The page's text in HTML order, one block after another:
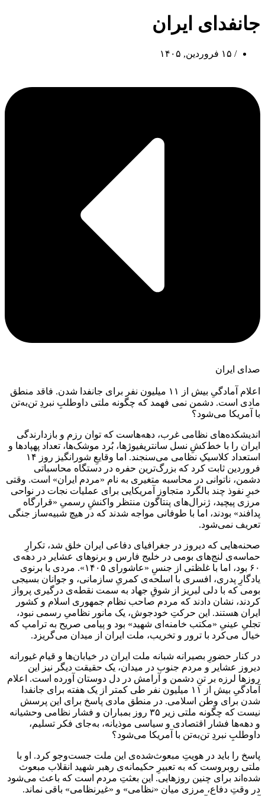
جانفدای ایران
/ ۱۵ فروردین, ۱۴۰۵
صدای ایران
اعلام آمادگیِ بیش از ۱۱ میلیون نفر برای جانفدا شدن. فاقد منطق
مادی است. دشمن نمی فهمد که چگونه ملتی داوطلبِ نبردِ تن‌به‌تن
با آمریکا می‌شود؟
اندیشکده‌های نظامی غرب، دهه‌هاست که توان رزم و بازدارندگی
ایران را با خط‌کشِ نسل سانتریفیوژها، بُرد موشک‌ها، تعداد پهپادها و
استعداد کلاسیکِ نظامی می‌سنجند. اما وقایعِ شورانگیز روز ۱۴
فروردین ثابت کرد که بزرگ‌ترین حفره در دستگاه محاسباتی
دشمن، ناتوانی در محاسبه متغیری به نام «مردم ایران» است. وقتی
خبرِ نفوذ چند بالگرد متجاوز آمریکایی برای عملیات نجات در نواحی
مرزی پیچید، ژنرال‌های پنتاگون منتظر واکنشِ رسمیِ «قرارگاه
پدافند» بودند، اما با طوفانی مواجه شدند که در هیچ شبیه‌ساز جنگی
تعریف نمی‌شود.
صحنه‌هایی که دیروز در جغرافیای دفاعی ایران خلق شد، تکرارِ
حماسه‌ی لنج‌های بومی در خلیج فارس و برنوهای عشایر در دهه‌ی
۶۰ بود، اما با غلظتی از جنسِ «عاشورای ۱۴۰۵». مردی با برنوی
یادگارِ پدری، افسری با اسلحه‌ی کمریِ سازمانی، و جوانان بسیجی
بومی که با دلی لبریز از شوقِ جهاد به سمت نقطه‌ی درگیری پرواز
کردند، نشان دادند که مردم صاحب نظام جمهوری اسلام و کشور
ایران هستند. این حرکتِ خودجوش، یک مانور نظامیِ رسمی نبود،
تجلیِ عینیِ «مکتب خامنه‌ای شهید» بود و پیامی صریح به ترامپ که
خیال می‌کرد با ترور و تخریب، ملت ایران از میدان می‌گریزد.
در کنار حضورِ بصیرانه شبانه ملت ایران در خیابان‌ها و قیام غیورانه
دیروز عشایر و مردم جنوب در میدان، یک حقیقت دیگر نیز این
روزها لرزه بر تنِ دشمن و آرامش در دل دوستان آورده است. اعلام
آمادگیِ بیش از ۱۱ میلیون نفر طی کمتر از یک هفته برای جانفدا
شدن برای وطن اسلامی. در منطق مادی پاسخ برای این پرسش
نیست که چگونه ملتی زیر ۳۵ روز بمباران و فشار نظامی وحشیانه
و دهه‌ها فشار اقتصادی و سیاسی موذیانه، به‌جای فکر تسلیم،
داوطلبِ نبردِ تن‌به‌تن با آمریکا می‌شود؟
پاسخ را باید در هویتِ مبعوث‌شده‌ی این ملت جست‌وجو کرد. او با
ملتی روبروست که به تعبیرِ حکیمانه‌ی رهبر شهید انقلاب مبعوث
شده‌اند برای چنین روزهایی. این بعثتِ مردم است که باعث می‌شود
در وقتِ دفاع، مرزی میان «نظامی» و «غیرنظامی» باقی نماند.